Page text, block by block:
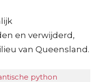
en verwijderd,
van Queensland.
python